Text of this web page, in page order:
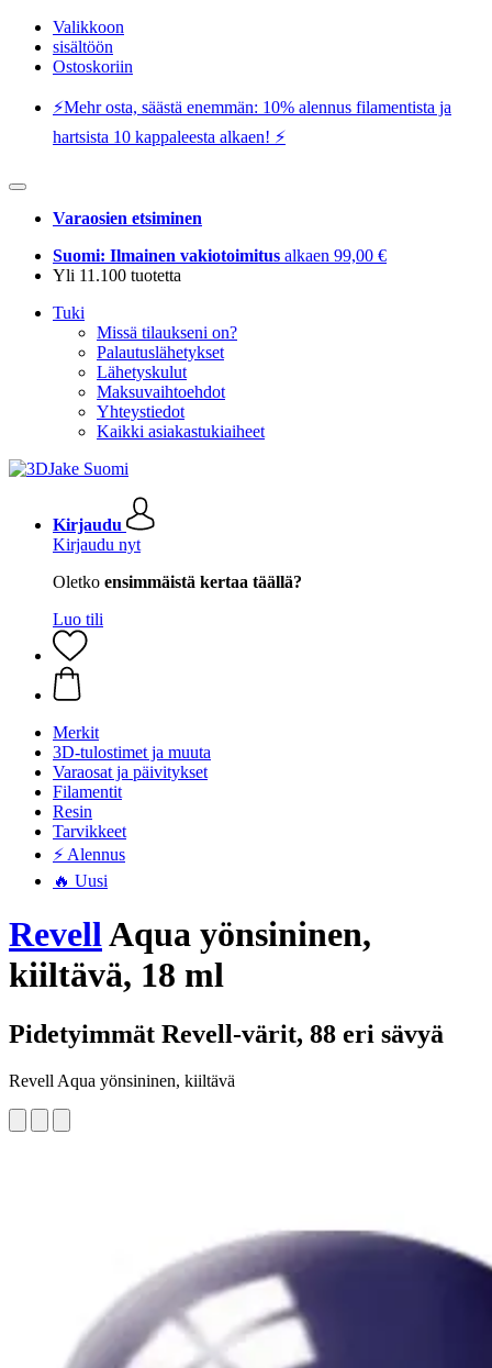
Valikkoon
sisältöön
Ostoskoriin
⚡️Mehr osta, säästä enemmän: 10% alennus filamentista ja
hartsista 10 kappaleesta alkaen! ⚡️
Varaosien etsiminen
Suomi: Ilmainen vakiotoimitus alkaen 99,00 €
Yli 11.100 tuotetta
Tuki
Missä tilaukseni on?
Palautuslähetykset
Lähetyskulut
Maksuvaihtoehdot
Yhteystiedot
Kaikki asiakastukiaiheet
Kirjaudu
Kirjaudu nyt
Oletko ensimmäistä kertaa täällä?
Luo tili
Merkit
3D-tulostimet ja muuta
Varaosat ja päivitykset
Filamentit
Resin
Tarvikkeet
⚡ Alennus
🔥 Uusi
RevellAqua yönsininen,
kiiltävä, 18 ml
Pidetyimmät Revell-värit, 88 eri sävyä
Revell Aqua yönsininen, kiiltävä